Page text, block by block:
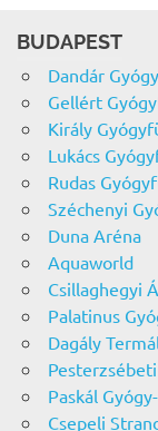
BUDAPEST
Dandár
Gellért
Király
Lukács
Rudas
Széchenyi
Duna Aréna
Aquaworld
Csillaghegyi
Palatinus
Dagály
Paskál
Csepeli